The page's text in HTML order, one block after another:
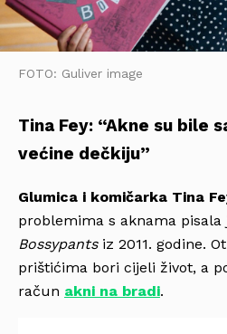
FOTO: Guliver image
Tina Fey: “Akne su bile
većine dečkiju”
Glumica i komičarka Tina
problemima s aknama
Bossypantsiz 2011. godine.
prištićima bori cijeli život, a
račun akni na bradi.